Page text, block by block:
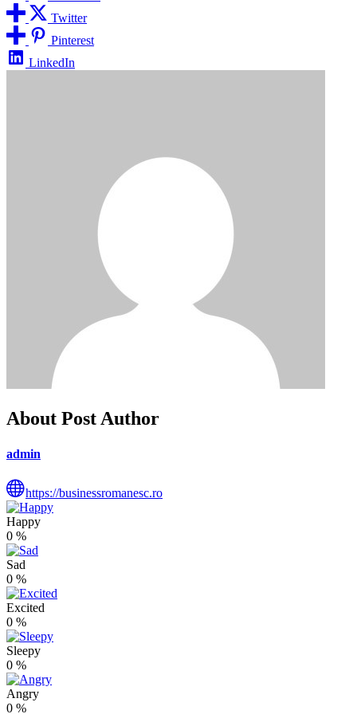
Twitter
Pinterest
LinkedIn
About Post Author
admin
https://businessromanesc.ro
Happy
0 %
Sad
0 %
Excited
0 %
Sleepy
0 %
Angry
0 %